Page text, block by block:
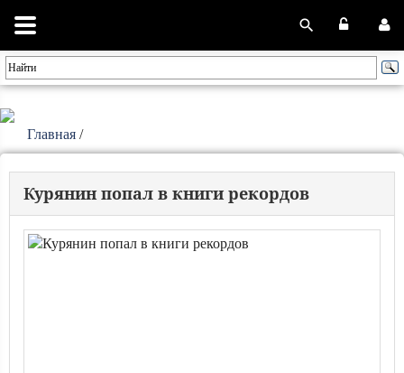
Главная /
Курянин попал в книги рекордов